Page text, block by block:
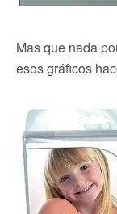
Mas que nada
esos gráficos